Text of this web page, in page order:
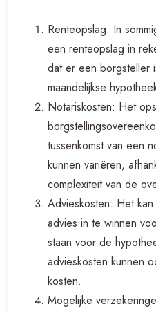
Renteopslag: In
een renteopslag in
dat er een borgsteller
maandelijkse
Notariskosten: Het
tussenkomst van een
kunnen variëren,
complexiteit van de
Advieskosten: Het
advies in te winnen
staan voor de
advieskosten kunnen
kosten.
Mogelijke